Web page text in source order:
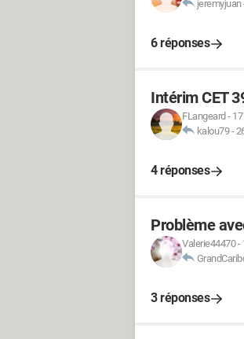
jeremyjuan
6 réponses
Intérim CET
FLangeard -
kalou79-
4 réponses
Problème
Valerie44470-
3 réponses